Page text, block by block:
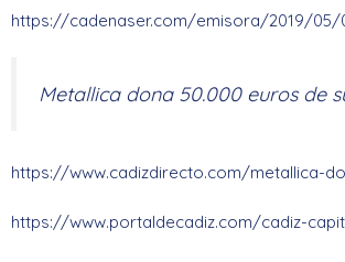
https://cadenaser.com/emisora/2019/05/
Metallica dona 50.000 euros de
https://www.cadizdirecto.com/metallica-
https://www.portaldecadiz.com/cadiz-